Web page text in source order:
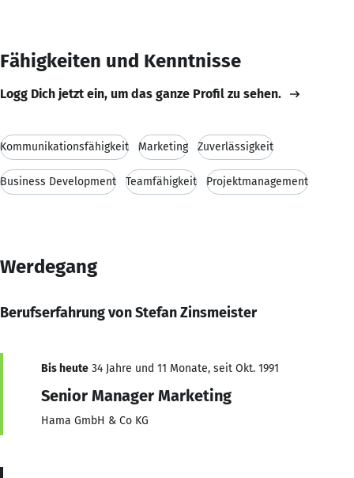
Fähigkeiten und Kenntnisse
Logg Dich jetzt ein, um das ganze Profil zu sehen.
Kommunikationsfähigkeit Marketing Zuverlässigkeit
Business Development Teamfähigkeit Projektmanagement
Werdegang
Berufserfahrung von Stefan Zinsmeister
Bis heute 34 Jahre und 11 Monate, seit Okt. 1991
Senior Manager Marketing
Hama GmbH & Co KG